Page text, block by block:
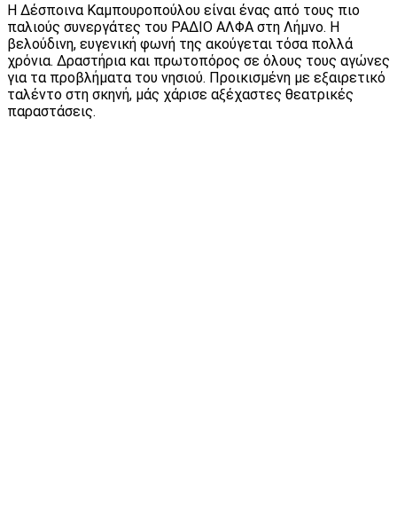
Η Δέσποινα Καμπουροπούλου είναι ένας από τους πιο
παλιούς συνεργάτες του ΡΑΔΙΟ ΑΛΦΑ στη Λήμνο. Η
βελούδινη, ευγενική φωνή της ακούγεται τόσα πολλά
χρόνια. Δραστήρια και πρωτοπόρος σε όλους τους αγώνες
για τα προβλήματα του νησιού. Προικισμένη με εξαιρετικό
ταλέντο στη σκηνή, μάς χάρισε αξέχαστες θεατρικές
παραστάσεις.